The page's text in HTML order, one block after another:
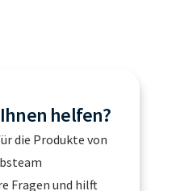
helfen?
die Produkte von
Fragen und hilft